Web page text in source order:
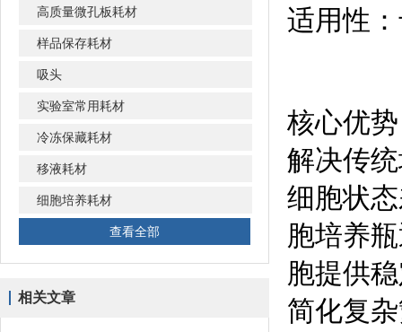
高质量微孔板耗材
样品保存耗材
吸头
实验室常用耗材
冷冻保藏耗材
移液耗材
细胞培养耗材
查看全部
相关文章
适用性
核心优
解决传
细胞状
胞培养
胞提供
简化复